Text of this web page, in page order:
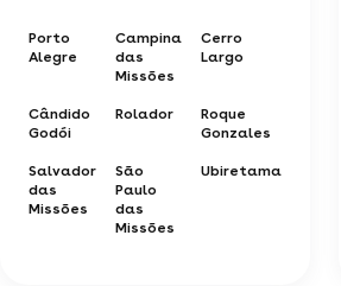
Porto
Alegre
Campina
das
Missões
Cerro
Largo
Cândido
Godói
Rolador
Roque
Gonzales
Salvador
das
Missões
São
Paulo
das
Missões
Ubiretama